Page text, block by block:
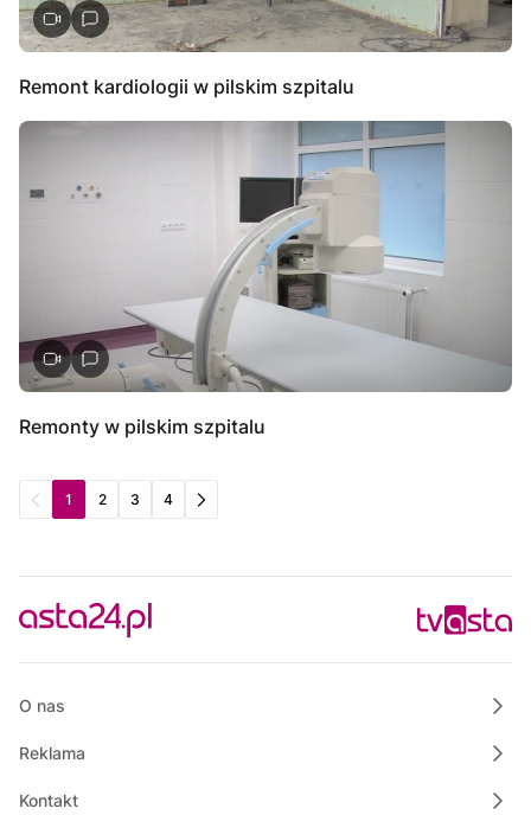
Remont kardiologii w pilskim szpitalu
Remonty w pilskim szpitalu
1 2 3 4
O nas
Reklama
Kontakt